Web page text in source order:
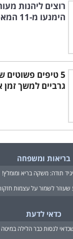
רוצים ליהנות
הימנעו מ-11 המאכלים האלה
5 טיפים
גרביים למשך זמן
בריאות ומשפחה
תודה: משקה בריא ומומלץ!
שעוזר לשמור על עצמות
כדאי לדעת